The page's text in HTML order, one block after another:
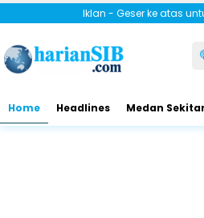
Iklan - Geser ke atas
Home Headlines Medan